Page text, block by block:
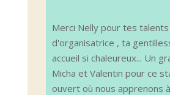
Merci Nelly pour tes talents
d'organisatrice , ta
accueil si chaleureux... Un
Micha et Valentin pour ce
ouvert où nous apprenons à